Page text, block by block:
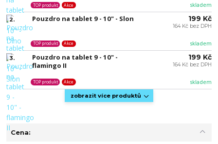
skladem
TOP produkt Akce
2. Pouzdro na tablet 9 - 10" - Slon
skladem
TOP produkt Akce
199 Kč
164 Kč bez DPH
3.
Pouzdro na tablet 9 - 10" -
flamingo II
skladem
TOP produkt Akce
199 Kč
164 Kč bez DPH
zobrazit více produktů
Cena: